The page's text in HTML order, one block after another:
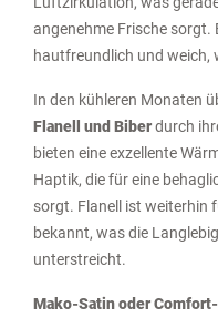
angenehme Frische sorgt.
hautfreundlich und weich,
In den kühleren Monaten
Flanell und Biberdurch
bieten eine exzellente
Haptik, die für eine
sorgt. Flanell ist weiterhin
bekannt, was die
unterstreicht.
Mako-Satin oder